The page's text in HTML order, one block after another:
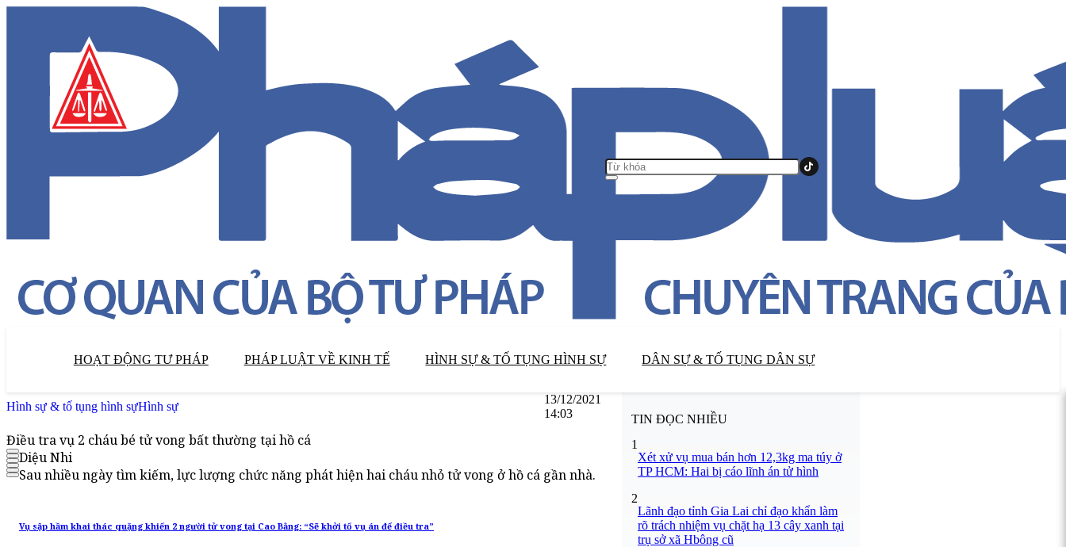
HOẠT ĐỘNG TƯ PHÁP PHÁP LUẬT VỀ KINH TẾ HÌNH SỰ & TỐ TỤNG HÌNH SỰ DÂN SỰ & TỐ TỤNG DÂN SỰ
Hình sự & tố tụng hình sựHình sự
13/12/2021
14:03
Điều tra vụ 2 cháu bé tử vong bất thường tại hồ cá
Diệu Nhi
Sau nhiều ngày tìm kiếm, lực lượng chức năng phát hiện hai cháu nhỏ tử vong ở hồ cá gần nhà.
Vụ sập hầm khai thác quặng khiến 2 người tử vong tại Cao Bằng: “Sẽ khởi tố vụ án để điều tra”
TIN ĐỌC NHIỀU
1
Xét xử vụ mua bán hơn 12,3kg ma túy ở
TP HCM: Hai bị cáo lĩnh án tử hình
2
Lãnh đạo tỉnh Gia Lai chỉ đạo khẩn làm
rõ trách nhiệm vụ chặt hạ 13 cây xanh tại
trụ sở xã Hbông cũ